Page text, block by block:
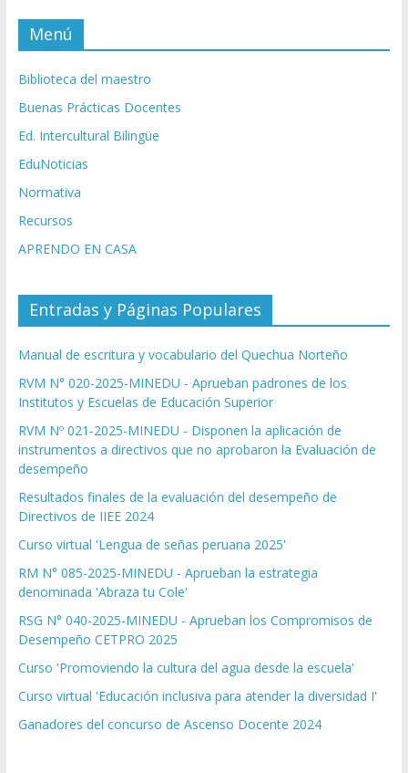
Menú
Biblioteca del maestro
Buenas Prácticas Docentes
Ed. Intercultural Bilingüe
EduNoticias
Normativa
Recursos
APRENDO EN CASA
Entradas y Páginas Populares
Manual de escritura y vocabulario del Quechua Norteño
RVM N° 020-2025-MINEDU - Aprueban padrones de los
Institutos y Escuelas de Educación Superior
RVM Nº 021-2025-MINEDU - Disponen la aplicación de
instrumentos a directivos que no aprobaron la Evaluación de
desempeño
Resultados finales de la evaluación del desempeño de
Directivos de IIEE 2024
Curso virtual 'Lengua de señas peruana 2025'
RM N° 085-2025-MINEDU - Aprueban la estrategia
denominada 'Abraza tu Cole'
RSG N° 040-2025-MINEDU - Aprueban los Compromisos de
Desempeño CETPRO 2025
Curso 'Promoviendo la cultura del agua desde la escuela'
Curso virtual 'Educación inclusiva para atender la diversidad I'
Ganadores del concurso de Ascenso Docente 2024